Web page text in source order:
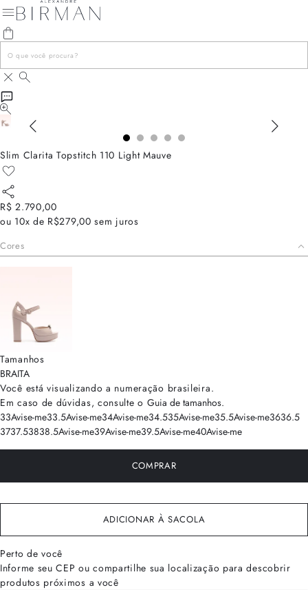
Slim Clarita Topstitch 110 Light Mauve
R$ 2.790,00
ou 10x de R$279,00 sem juros
Cores
Tamanhos
BRAITA
Você está visualizando a numeração brasileira.
Em caso de dúvidas, consulte o Guia de tamanhos.
33Avise-me33.5Avise-me34Avise-me34.535Avise-me35.5Avise-me3636.5
3737.53838.5Avise-me39Avise-me39.5Avise-me40Avise-me
COMPRAR
ADICIONAR À SACOLA
Perto de você
Informe seu CEP ou compartilhe sua localização para descobrir
produtos próximos a você